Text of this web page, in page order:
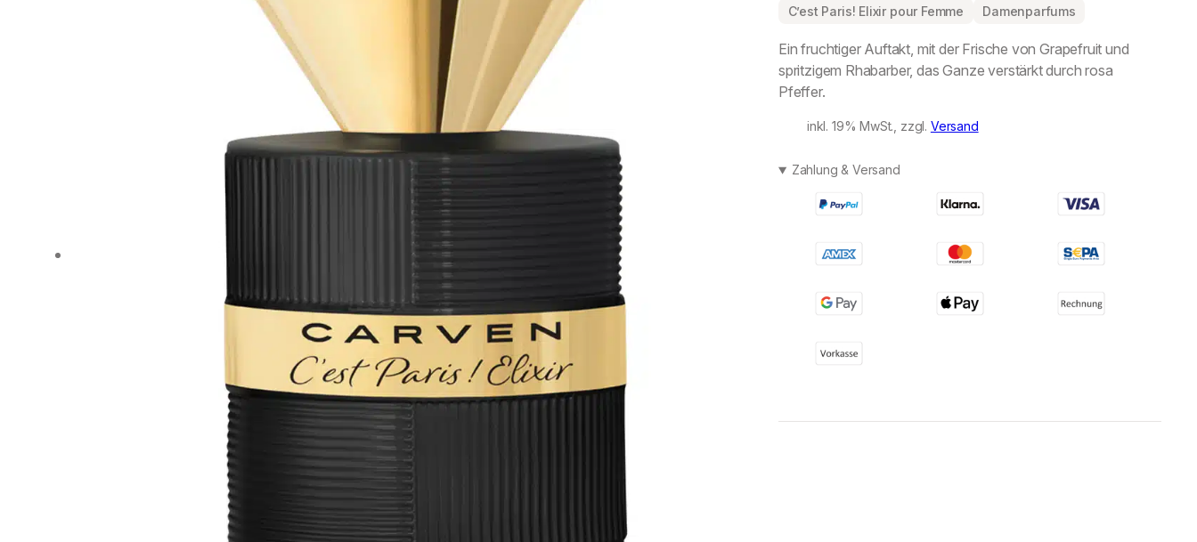
C’est Paris! Elixir pour Femme Damenparfums
Ein fruchtiger Auftakt, mit der Frische von Grapefruit und
spritzigem Rhabarber, das Ganze verstärkt durch rosa
Pfeffer.
inkl. 19% MwSt., zzgl. Versand
Zahlung & Versand